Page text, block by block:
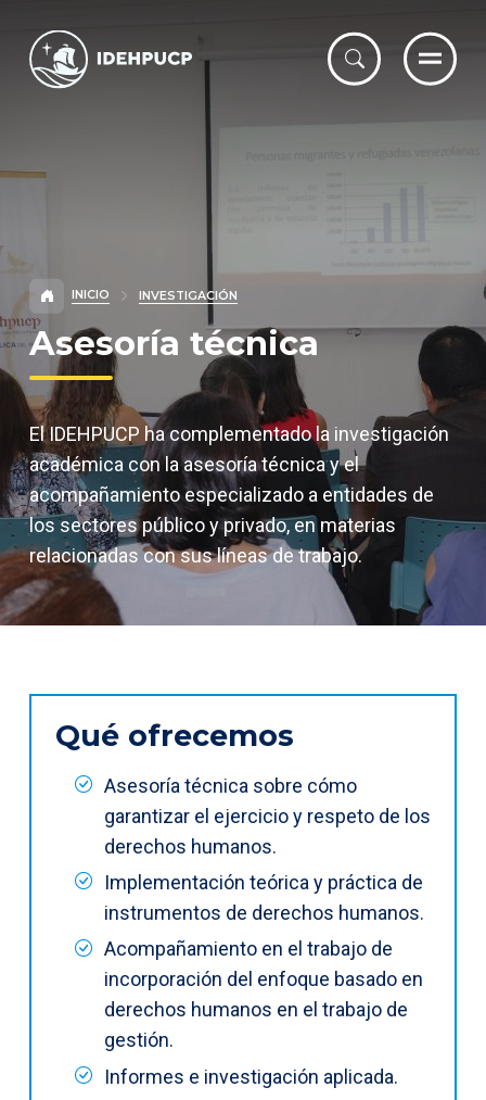
IDEHPUCP
INICIO INVESTIGACIÓN
Asesoría técnica
El IDEHPUCP ha complementado la investigación
académica con la asesoría técnica y el
acompañamiento especializado a entidades de
los sectores público y privado, en materias
relacionadas con sus líneas de trabajo.
Qué ofrecemos
Asesoría técnica sobre cómo
garantizar el ejercicio y respeto de los
derechos humanos.
Implementación teórica y práctica de
instrumentos de derechos humanos.
Acompañamiento en el trabajo de
incorporación del enfoque basado en
derechos humanos en el trabajo de
gestión.
Informes e investigación aplicada.